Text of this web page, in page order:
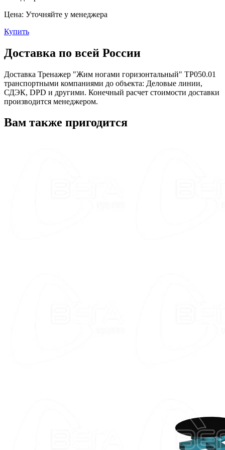
Цена: Уточняйте у менеджера
Купить
Доставка по всей России
Доставка Тренажер "Жим ногами горизонтальный" ТР050.01
транспортными компаниями до объекта: Деловые линии,
СДЭК, DPD и другими. Конечный расчет стоимости доставки
производится менеджером.
Вам также пригодится